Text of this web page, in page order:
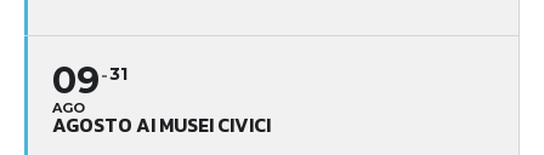
09
AGO
31
AGOSTO AI MUSEI CIVICI